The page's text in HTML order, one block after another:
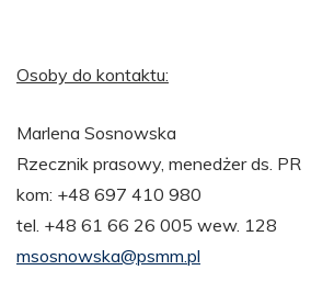
Osoby do kontaktu:
Marlena Sosnowska
Rzecznik prasowy, menedżer ds. PR
kom: +48 697 410 980
tel. +48 61 66 26 005 wew. 128
msosnowska@psmm.pl